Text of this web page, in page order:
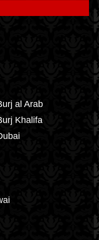
al Arab
Khalifa